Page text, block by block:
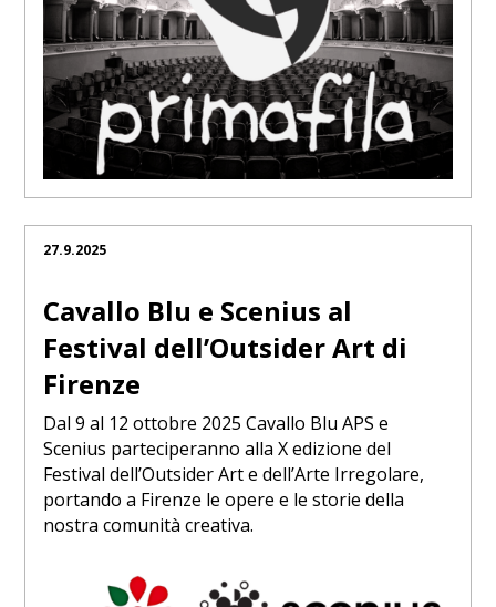
27.9.2025
Cavallo Blu e Scenius al
Festival dell’Outsider Art di
Firenze
Dal 9 al 12 ottobre 2025 Cavallo Blu APS e
Scenius parteciperanno alla X edizione del
Festival dell’Outsider Art e dell’Arte Irregolare,
portando a Firenze le opere e le storie della
nostra comunità creativa.